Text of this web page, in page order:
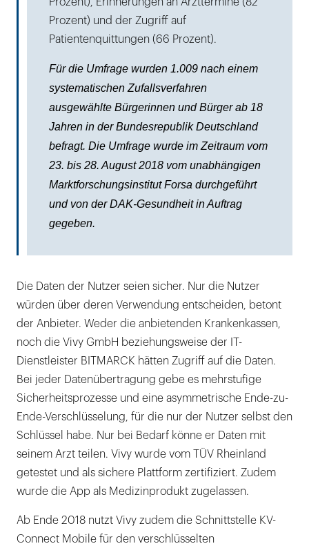
Prozent) und der Zugriff auf
Patientenquittungen (66 Prozent).
Für die Umfrage wurden 1.009 nach einem
systematischen Zufallsverfahren
ausgewählte Bürgerinnen und Bürger ab 18
Jahren in der Bundesrepublik Deutschland
befragt. Die Umfrage wurde im Zeitraum vom
23. bis 28. August 2018 vom unab­hängigen
Marktforschungsinstitut Forsa durchgeführt
und von der DAK-Gesundheit in Auftrag
gegeben.
Die Daten der Nutzer seien sicher. Nur die Nutzer
würden über deren Verwendung entscheiden, betont
der Anbieter. Weder die anbietenden Krankenkassen,
noch die Vivy GmbH beziehungsweise der IT-
Dienstleister BITMARCK hätten Zugriff auf die Daten.
Bei jeder Datenübertragung gebe es mehrstufige
Sicherheitsprozesse und eine asymmetrische Ende-zu-
Ende-Verschlüsselung, für die nur der Nutzer selbst den
Schlüssel habe. Nur bei Bedarf könne er Daten mit
seinem Arzt teilen. Vivy wurde vom TÜV Rheinland
getestet und als sichere Plattform zertifiziert. Zudem
wurde die App als Medizinprodukt zugelassen.
Ab Ende 2018 nutzt Vivy zudem die Schnittstelle KV-
Connect Mobile für den verschlüsselten